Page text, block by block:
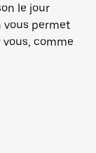
le jour
vous permet
comme